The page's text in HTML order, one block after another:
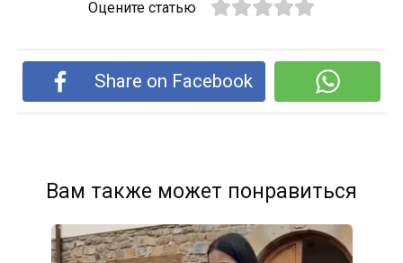
Оцените статью
Share on Facebook
Вам также может понравиться